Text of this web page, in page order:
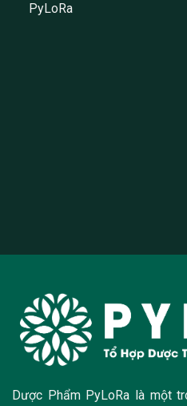
PyLoRa
Dược Phẩm PyLoRa là một